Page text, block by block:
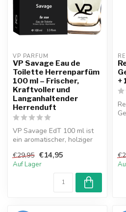
VP PARFUM
VP Savage Eau de
Toilette Herrenparfüm
100 ml – Frischer,
Kraftvoller und
Langanhaltender
Herrenduft
VP Savage EdT 100 ml ist
ein aromatischer, holziger
selbstbew...
€29,95 €14,95
Auf Lager
+